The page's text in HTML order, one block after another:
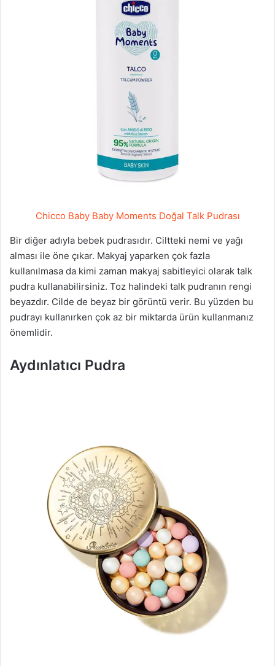
Chicco Baby Baby Moments Doğal Talk Pudrası
Bir diğer adıyla bebek pudrasıdır. Ciltteki nemi ve yağı
alması ile öne çıkar. Makyaj yaparken çok fazla
kullanılmasa da kimi zaman makyaj sabitleyici olarak talk
pudra kullanabilirsiniz. Toz halindeki talk pudranın rengi
beyazdır. Cilde de beyaz bir görüntü verir. Bu yüzden bu
pudrayı kullanırken çok az bir miktarda ürün kullanmanız
önemlidir.
Aydınlatıcı Pudra